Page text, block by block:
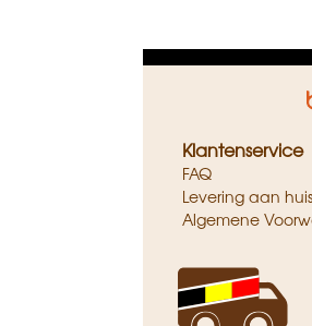
Klantenservice
FAQ
Levering aan huis
Algemene